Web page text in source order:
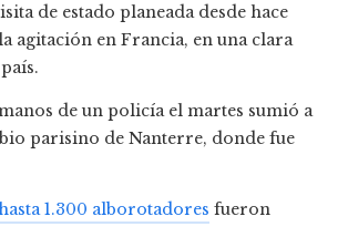
de estado planeada desde hace
agitación en Francia, en una clara
de un policía el martes sumió a
parisino de Nanterre, donde fue
1.300 alborotadores fueron